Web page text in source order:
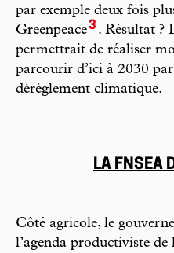
par exemple deux fois
Greenpeace3 . Résultat ?
permettrait de réaliser
parcourir d’ici à 2030
dérèglement climatique.
LA FNSEA
Côté agricole, le
l’agenda productiviste